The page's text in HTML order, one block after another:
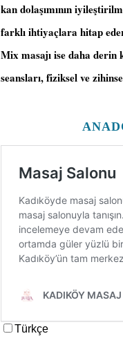
kan dolaşımının
farklı ihtiyaçlara hitap
Mix masajı ise daha derin
seansları, fiziksel ve